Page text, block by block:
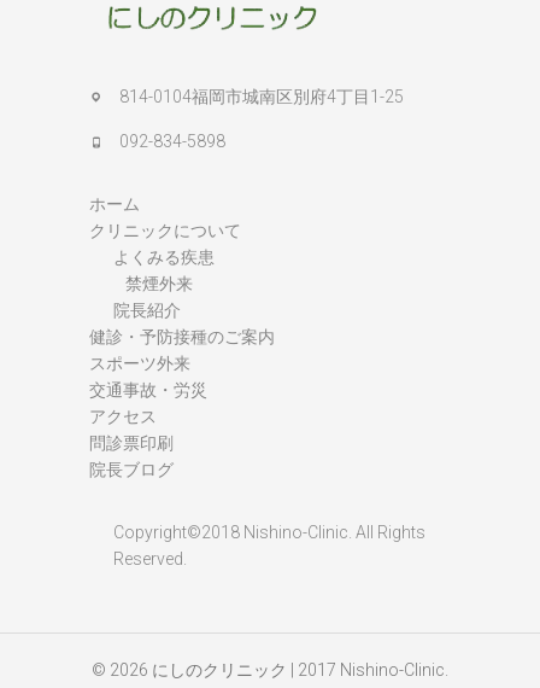
814-0104福岡市城南区別府4丁目1-25
092-834-5898
ホーム
クリニックについて
よくみる疾患
禁煙外来
院長紹介
健診・予防接種のご案内
スポーツ外来
交通事故・労災
アクセス
問診票印刷
院長ブログ
Copyright©2018 Nishino-Clinic. All Rights
Reserved.
© 2026 にしのクリニック
| 2017 Nishino-Clinic.